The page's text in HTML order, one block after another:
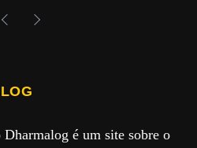
é um site sobre o